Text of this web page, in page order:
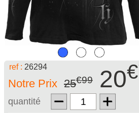
ref : 26294
Notre Prix 25€99 20
quantité